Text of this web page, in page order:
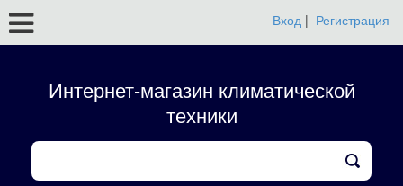
Вход | Регистрация
Интернет-магазин климатической
техники